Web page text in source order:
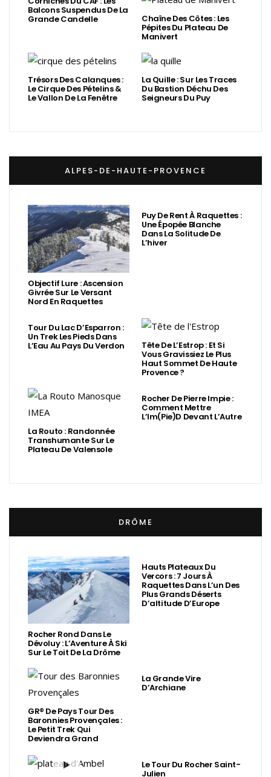
Balcons Suspendus De La
Grande Candelle Chaîne Des Côtes : Les
Pépites Du Plateau De
Manivert
Trésors Des Calanques :
Le Cirque Des Pételins &
Le Vallon De La Fenêtre
La Quille : Sur Les Traces
Du Bastion Déchu Des
Seigneurs Du Puy
ALPES-DE-HAUTE-PROVENCE
Objectif Lure : Ascension
Givrée Sur Le Versant
Nord En Raquettes
Puy De Rent À Raquettes :
Une Épopée Blanche
Dans La Solitude De
L’hiver
Tour Du Lac D’Esparron :
Un Trek Les Pieds Dans
L’Eau Au Pays Du Verdon Tête De L’Estrop : Et Si
Vous Gravissiez Le Plus
Haut Sommet De Haute
Provence ?
La Routo : Randonnée
Transhumante Sur Le
Plateau De Valensole
Rocher De Pierre Impie :
Comment Mettre
L’Im(Pie)d Devant L’Autre
DRÔME
Rocher Rond Dans Le
Dévoluy : L’Aventure À Ski
Sur Le Toit De La Drôme
Hauts Plateaux Du
Vercors : 7 Jours À
Raquettes Dans L’un Des
Plus Grands Déserts
D’altitude D’Europe
GR® De Pays Tour Des
Baronnies Provençales :
Le Petit Trek Qui
Deviendra Grand
La Grande Vire
D’Archiane
Le Tour Du Rocher Saint-
Julien